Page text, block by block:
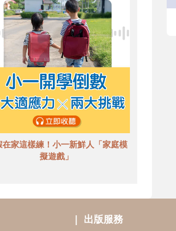
在家這樣練！小一新鮮人「家庭模
擬遊戲」
出版服務